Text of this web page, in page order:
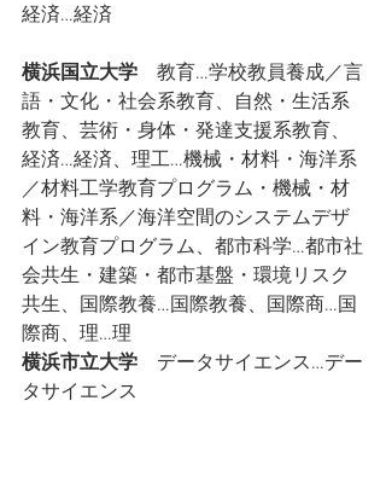
経済…経済
横浜国立大学 教育…学校教員養成／言
語・文化・社会系教育、自然・生活系
教育、芸術・身体・発達支援系教育、
経済…経済、理工…機械・材料・海洋系
／材料工学教育プログラム・機械・材
料・海洋系／海洋空間のシステムデザ
イン教育プログラム、都市科学…都市社
会共生・建築・都市基盤・環境リスク
共生、国際教養…国際教養、国際商…国
際商、理…理
横浜市立大学 データサイエンス…デー
タサイエンス